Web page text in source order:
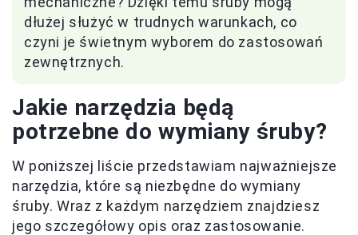
dłużej służyć w trudnych warunkach, co
czyni je świetnym wyborem do zastosowań
zewnętrznych.
Jakie narzędzia będą
potrzebne do wymiany śruby?
W poniższej liście przedstawiam najważniejsze
narzędzia, które są niezbędne do wymiany
śruby. Wraz z każdym narzędziem znajdziesz
jego szczegółowy opis oraz zastosowanie.